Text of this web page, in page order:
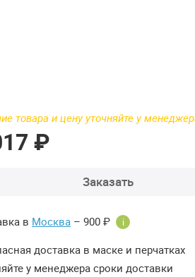
товара и цену уточняйте у
₽
Заказать
в Москва – 900 ₽ i
доставка в маске и перчатках
у менеджера сроки доставки